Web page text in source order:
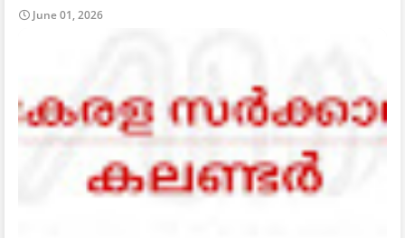
June 01, 2026